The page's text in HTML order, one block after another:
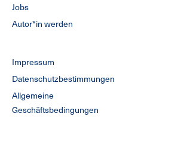
Jobs
Autor*in werden
Impressum
Datenschutzbestimmungen
Allgemeine
Geschäftsbedingungen